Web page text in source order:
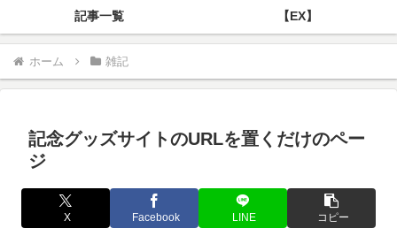
記事一覧 【EX】
ホーム 雑記
記念グッズサイトのURLを置くだけのペー
ジ
X Facebook LINE コピー